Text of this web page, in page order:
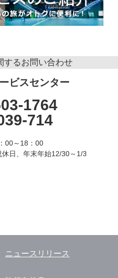
するお問い合わせ
ビスセンター
1764
714
00～18：00
日、年末年始12/30～1/3
ニュースリリース